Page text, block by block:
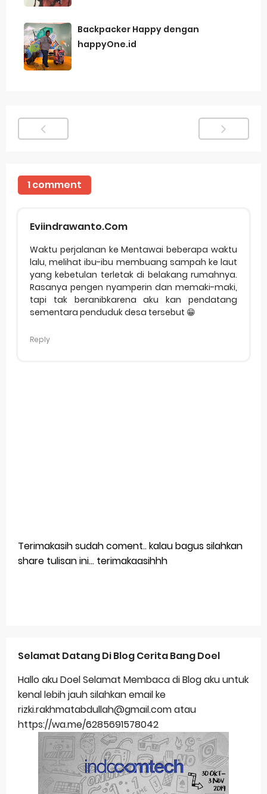
Backpacker Happy dengan
happyOne.id
1 comment
Eviindrawanto.Com
Waktu perjalanan ke Mentawai beberapa waktu
lalu, melihat ibu-ibu membuang sampah ke laut
yang kebetulan terletak di belakang rumahnya.
Rasanya pengen nyamperin dan memaki-maki,
tapi tak beranibkarena aku kan pendatang
sementara penduduk desa tersebut 😁
Reply
Terimakasih sudah coment.. kalau bagus silahkan
share tulisan ini... terimakaasihhh
Selamat Datang Di Blog Cerita Bang Doel
Hallo aku Doel Selamat Membaca di Blog aku untuk
kenal lebih jauh silahkan email ke
rizki.rakhmatabdullah@gmail.com atau
https://wa.me/6285691578042